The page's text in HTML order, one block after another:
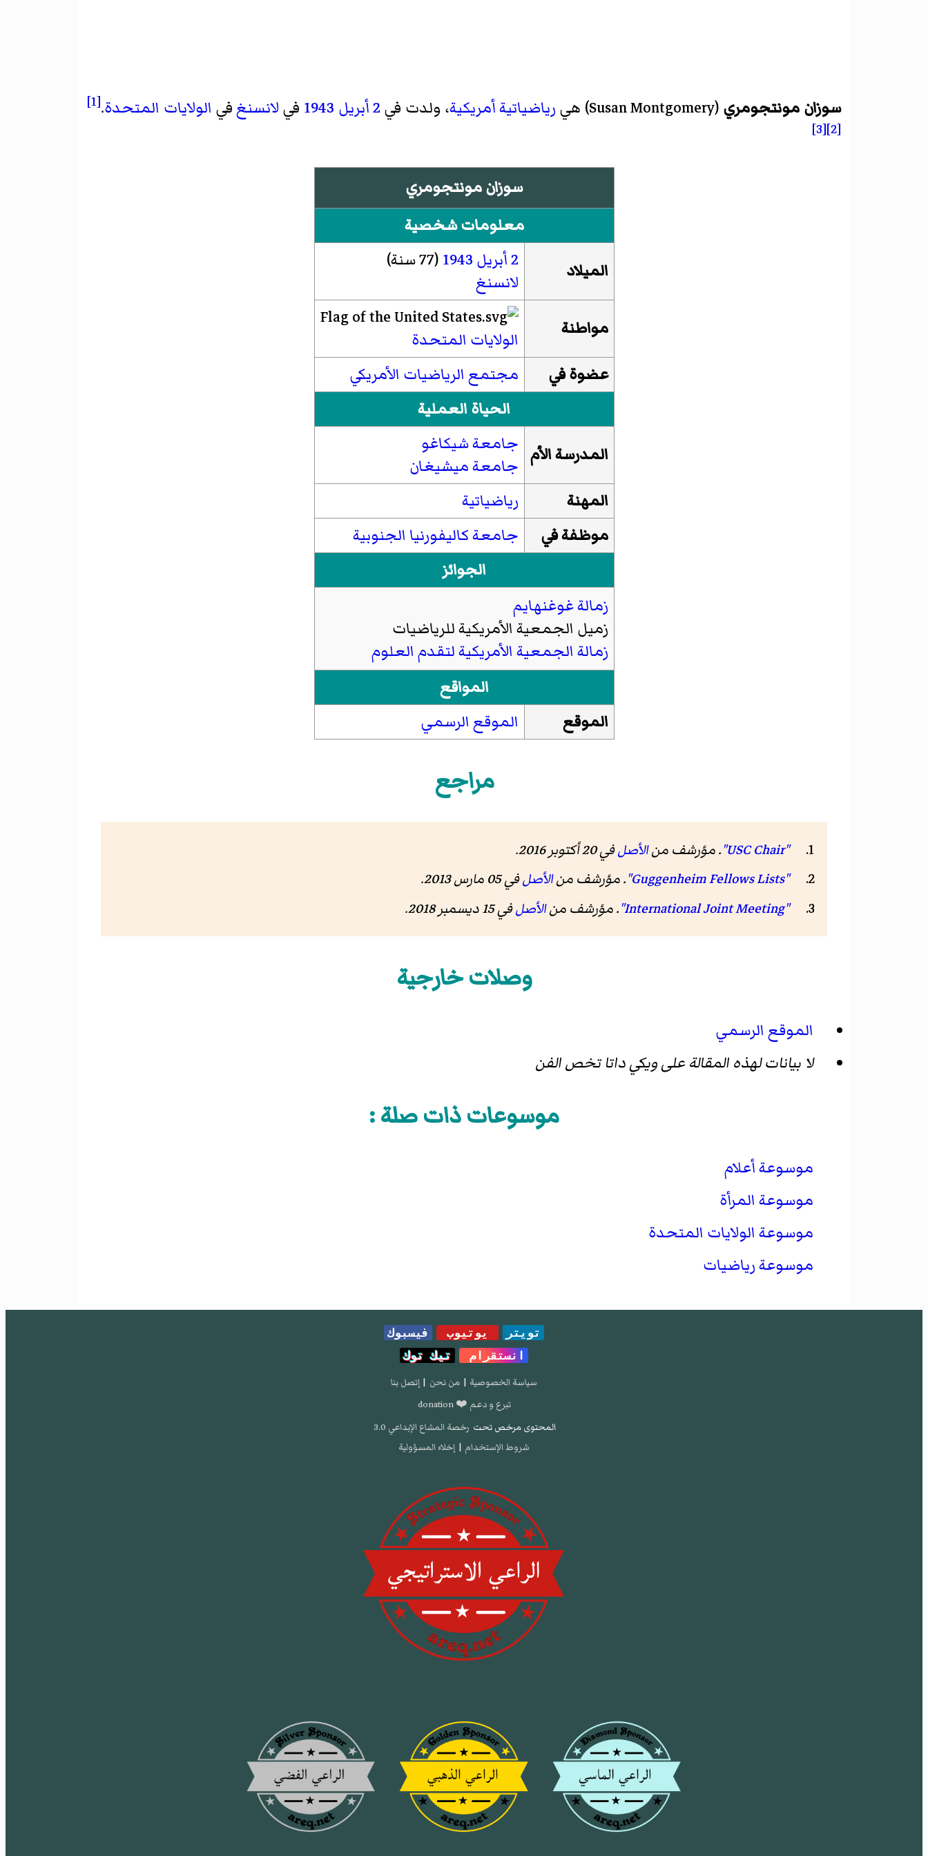
سوزان مونتجومري(
Susan Montgomery)‏ هي رياضياتيةأمريكية، ولدت في 2 أبريل 1943 في لانسنغفي الولايات المتحدة.
[1]
[2]
[3]
سوزان مونتجومري
معلومات شخصية
الميلاد
2 أبريل 1943 (77 سنة)
لانسنغ
مواطنة
الولايات المتحدة
عضوة في
مجتمع الرياضيات الأمريكي
الحياة العملية
المدرسة الأم جامعة شيكاغو
جامعة ميشيغان
المهنة
رياضياتية
موظفة في
جامعة كاليفورنيا الجنوبية
الجوائز
زمالة غوغنهايم
زميل الجمعية الأمريكية للرياضيات
زمالة الجمعية الأمريكية لتقدم العلوم
المواقع
الموقع
الموقع الرسمي
مراجع
"USC Chair" . مؤرشف منالأصلفي 20 أكتوبر 2016
.
"Guggenheim Fellows Lists"
. مؤرشف منالأصلفي 05 مارس 2013.
"International Joint Meeting"
. مؤرشف منالأصلفي 15 ديسمبر 2018 .
وصلات خارجية
الموقع الرسمي
لا بيانات لهذه المقالة على ويكي داتا تخص الفن
موسوعات ذات صلة :
موسوعة أعلام
موسوعة المرأة
موسوعة الولايات المتحدة
موسوعة رياضيات
تويتر يوتيوب
فيسبوك
انستقرام
تيك توك
سياسة الخصوصية | من نحن | إتصل بنا
تبرع و دعم ❤️ donation
المحتوى مرخص تحت رخصة المشاع الإبداعي 3.0
شروط الإستخدام | إخلاء المسؤولية